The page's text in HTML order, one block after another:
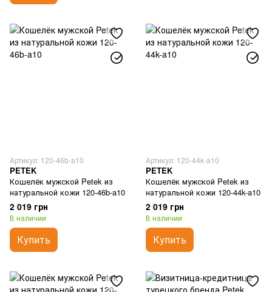
Артикул: 120-46b-a10
PETEK
Кошелёк мужской Petek из
натуральной кожи 120-46b-a10
2 019 грн
В наличии
Купить
Артикул: 120-44k-a10
PETEK
Кошелёк мужской Petek из
натуральной кожи 120-44k-a10
2 019 грн
В наличии
Купить